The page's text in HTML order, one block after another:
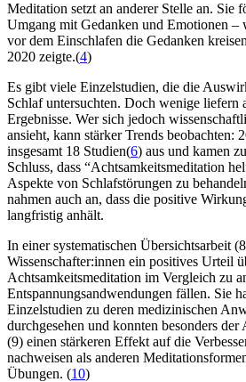
Meditation setzt an anderer Stelle an. Sie
Umgang mit Gedanken und Emotionen –
vor dem Einschlafen die Gedanken
2020 zeigte.(4)
Es gibt viele Einzelstudien, die die
Schlaf untersuchten. Doch wenige liefern
Ergebnisse. Wer sich jedoch
ansieht, kann stärker Trends beobachten:
insgesamt 18 Studien(6) aus und kamen
Schluss, dass “Achtsamkeitsmeditation
Aspekte von Schlafstörungen zu
nahmen auch an, dass die positive
langfristig anhält.
In einer systematischen Übersichtsarbeit
Wissenschafter:innen ein positives Urteil
Achtsamkeitsmeditation im Vergleich zu
Entspannungsandwendungen fällen. Sie
Einzelstudien zu deren medizinischen
durchgesehen und konnten besonders der
(9) einen stärkeren Effekt auf die
nachweisen als anderen
Übungen. (10)